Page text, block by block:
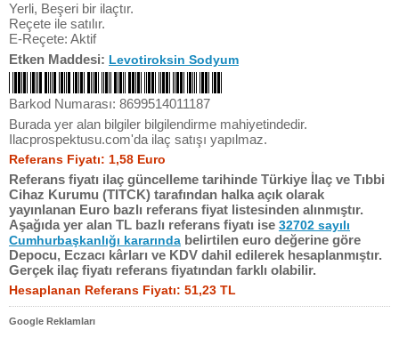
Yerli, Beşeri bir ilaçtır.
Reçete ile satılır.
E-Reçete: Aktif
Etken Maddesi: Levotiroksin Sodyum
Barkod Numarası: 8699514011187
Burada yer alan bilgiler bilgilendirme mahiyetindedir.
Ilacprospektusu.com'da ilaç satışı yapılmaz.
Referans Fiyatı: 1,58 Euro
Referans fiyatı ilaç güncelleme tarihinde Türkiye İlaç ve Tıbbi
Cihaz Kurumu (TITCK) tarafından halka açık olarak
yayınlanan Euro bazlı referans fiyat listesinden alınmıştır.
Aşağıda yer alan TL bazlı referans fiyatı ise 32702 sayılı
Cumhurbaşkanlığı kararında belirtilen euro değerine göre
Depocu, Eczacı kârları ve KDV dahil edilerek hesaplanmıştır.
Gerçek ilaç fiyatı referans fiyatından farklı olabilir.
Hesaplanan Referans Fiyatı: 51,23 TL
Google Reklamları